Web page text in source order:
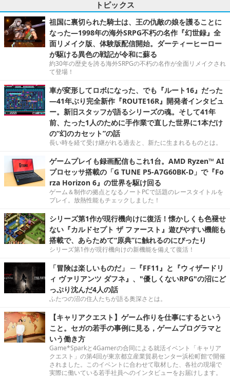
トピックス
祖国に裏切られた騎士は、王の仇敵の娘を護ることに
なった―1998年の海外SRPG不朽の名作『幻世録』全
面リメイク版、体験版配信開始。ダーティーヒーロー
が駆ける異色の戦記が令和に蘇る
約30年の歴史を誇る海外SRPGの不朽の名作が全面リメイクされ
て登場！
車が変形してロボになった、でも『ルート16』だった
―41年ぶり完全新作『ROUTE16R』開発者インタビュ
ー。新旧スタッフが語るシリーズの魂。そして41年
前、たった1人のために手作業で直した世界に1本だけ
の“幻のカセット”の話
長い時を経て受け継がれる過去と、新たに生まれるものとは。
ゲームプレイも録画配信もこれ1台。AMD Ryzen™ AI
プロセッサ搭載の「G TUNE P5-A7G60BK-D」で『Fo
rza Horizon 6』の世界を駆け回る
ゲーム＆制作の拠点となるノートPCで話題のレースタイトルを
プレイ。放熱性能もチェックしました！
シリーズ第1作が現行機向けに復活！懐かしくも色褪せ
ない『カルドセプト ザ ファースト』遊びやすい機能も
搭載で、あらためて“原典”に触れるのにぴったり
シリーズ第1作が現行機向けの新機能を備えて復活！
「冒険は楽しいものだ」 ─『FF11』と『ウィザードリ
ィ ヴァリアンツ ダフネ』、"優しくないRPG"の沼にど
っぷり沈んだ4人の話
ふたつの沼の住人たちが語る奥深さとは。
【キャリアクエスト】ゲーム作りを仕事にするという
こと。セガの若手の事例に見る，ゲームプログラマと
いう働き方
Game*Sparkと4Gamerの合同による就活イベント「キャリア
クエスト」の第4回が東京都立産業貿易センター浜松町館で開催
されました。このイベントに合わせて取材した、各社の現場で
実際に働いている若手社員へのインタビューをお届けします。